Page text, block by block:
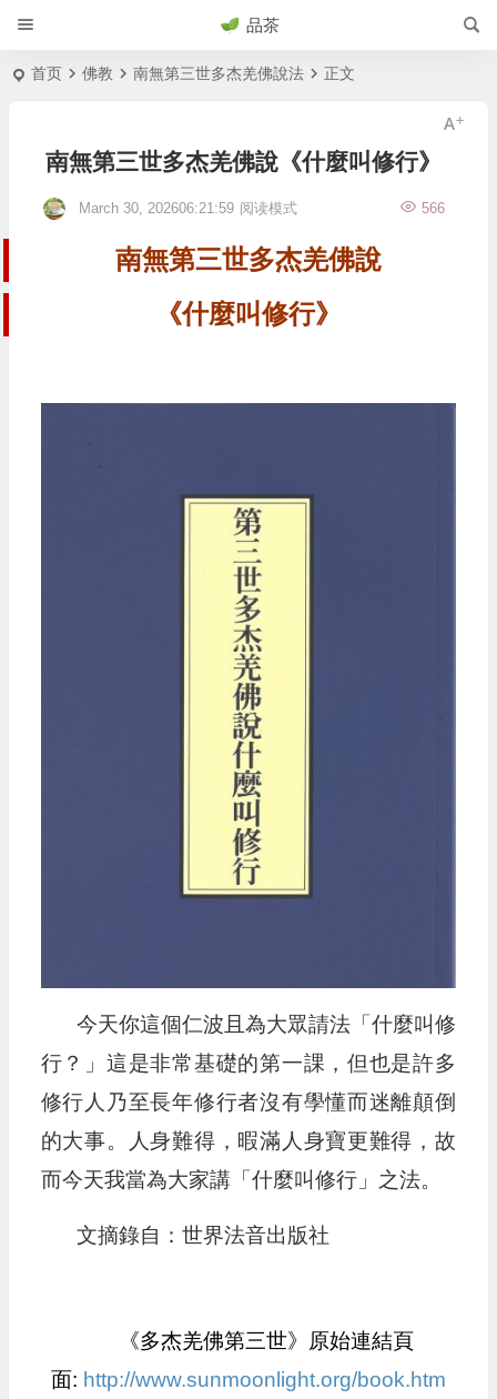
品茶
首页 佛教 南無第三世多杰羌佛說法 正文
南無第三世多杰羌佛說《什麼叫修行》
March 30, 202606:21:59 566
阅读模式
南無第三世多杰羌佛說
《什麼叫修行》
今天你這個仁波且為大眾請法「什麼叫修
行？」這是非常基礎的第一課，但也是許多
修行人乃至長年修行者沒有學懂而迷離顛倒
的大事。人身難得，暇滿人身寶更難得，故
而今天我當為大家講「什麼叫修行」之法。
文摘錄自：世界法音出版社
《多杰羌佛第三世》原始連結頁
面: http://www.sunmoonlight.org/book.htm